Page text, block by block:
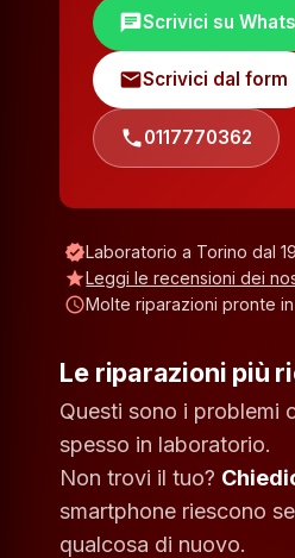
chatScrivici su
mailScrivici dal form
phone0117770362
verifiedLaboratorio a Torino dal
starLeggi le recensioni dei
scheduleMolte riparazioni pronte
Le riparazioni più
Questi sono i problemi
spesso in laboratorio.
Non trovi il tuo?
smartphone riescono
qualcosa di nuovo.